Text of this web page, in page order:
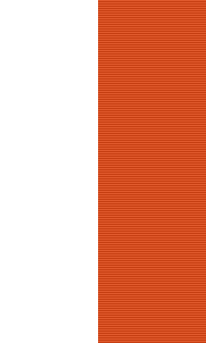
8月13日昆明）
城市更新运营思维模
式全流程风险防范解
析与操盘实践分享培
训（2026年8月14-15
日武汉）
城市更新项目落地操
盘实战方案班（2026
年8月14-16日成都）
走进天津：深研全首
层架空新模式-金茂、
绿城、保利、中海等
经典项目研学（2026
年8月14-15日）
走进永威服务：深研
高品质物业实践落地